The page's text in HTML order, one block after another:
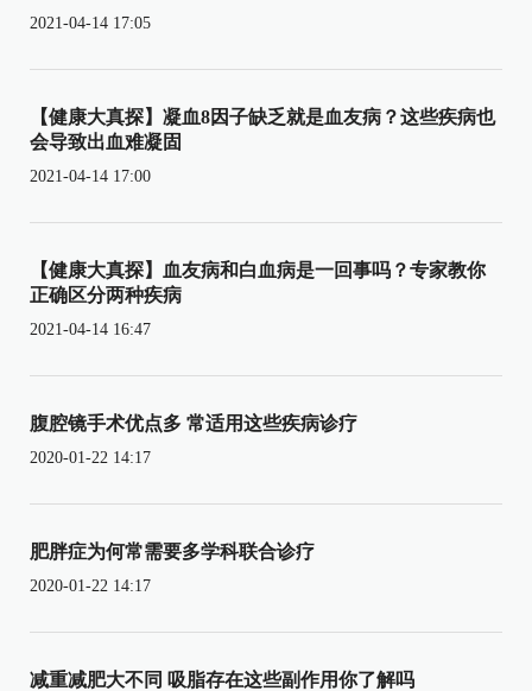
2021-04-14 17:05
【健康大真探】凝血8因子缺乏就是血友病？这些疾病也
会导致出血难凝固
2021-04-14 17:00
【健康大真探】血友病和白血病是一回事吗？专家教你
正确区分两种疾病
2021-04-14 16:47
腹腔镜手术优点多 常适用这些疾病诊疗
2020-01-22 14:17
肥胖症为何常需要多学科联合诊疗
2020-01-22 14:17
减重减肥大不同 吸脂存在这些副作用你了解吗